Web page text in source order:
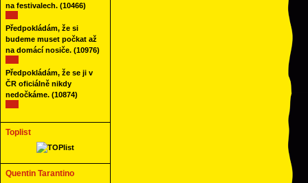
na festivalech. (10466)
Předpokládám, že si
budeme muset počkat až
na domácí nosiče. (10976)
Předpokládám, že se ji v
ČR oficiálně nikdy
nedočkáme. (10874)
Toplist
Quentin Tarantino